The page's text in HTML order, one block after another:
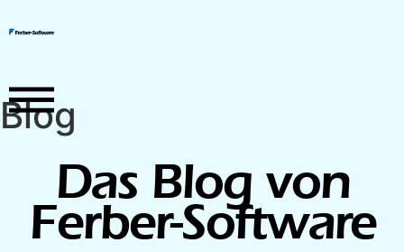
Blog
Das Blog von
Ferber-Software